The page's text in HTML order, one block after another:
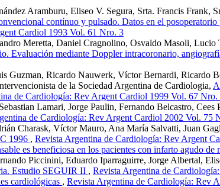
Aramburu, Eliseo V. Segura, Srta. Francis Frank,
contínuo y pulsado. Datos en el
Cardiol 1993 Vol. 61 Nro. 3
Meretta, Daniel Cragnolino, Osvaldo Masoli,
Evaluación mediante Doppler intracoronario,
Ricardo Nauwerk, Víctor Bernardi, Ricardo
de la Sociedad Argentina de Cardiologia,
de Cardiología: Rev Argent Cardiol 1999 Vol. 67 Nro.
Lamari, Jorge Paulin, Fernando Belcastro, Cees
de Cardiología: Rev Argent Cardiol 2002 Vol. 75
Charask, Víctor Mauro, Ana María Salvatti, Juan
1996 , Revista Argentina de Cardiología: Rev Argent
es beneficiosa en los pacientes con infarto agudo de
Piccinini, Eduardo Iparraguirre, Jorge Albertal,
Estudio SEGUIR II , Revista Argentina de
cardiológicas , Revista Argentina de Cardiología: Rev